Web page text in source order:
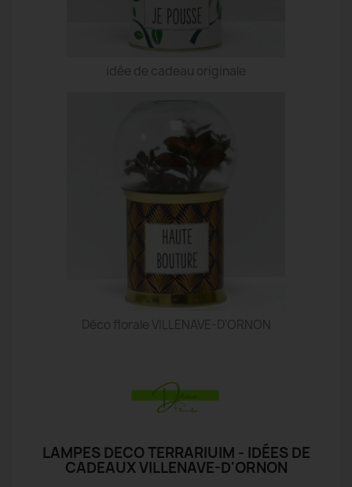
idée de cadeau originale
Déco florale VILLENAVE-D'ORNON
LAMPES DECO TERRARIUIM - IDÉES DE
CADEAUX VILLENAVE-D'ORNON